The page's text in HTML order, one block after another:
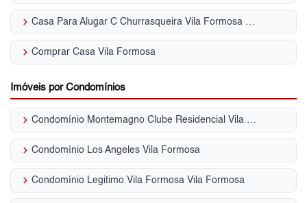
keyboard_arrow_right Casa Para Alugar C Churrasqueira Vila Formosa - SP
keyboard_arrow_right Comprar Casa Vila Formosa
Imóveis por Condomínios
keyboard_arrow_right Condomínio Montemagno Clube Residencial Vila Formosa
keyboard_arrow_right Condomínio Los Angeles Vila Formosa
keyboard_arrow_right Condomínio Legitimo Vila Formosa Vila Formosa